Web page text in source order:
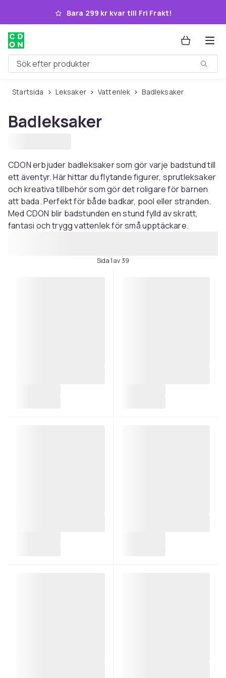
Hoppa till huvudinnehållet
Bara 299 kr kvar till Fri Frakt!
Sök efter produkter
Startsida Leksaker Vattenlek Badleksaker
Badleksaker
CDON erbjuder badleksaker som gör varje badstund till
ett äventyr. Här hittar du flytande figurer, sprutleksaker
och kreativa tillbehör som gör det roligare för barnen
att bada. Perfekt för både badkar, pool eller stranden.
Med CDON blir badstunden en stund fylld av skratt,
fantasi och trygg vattenlek för små upptäckare.
Sida 1 av 39